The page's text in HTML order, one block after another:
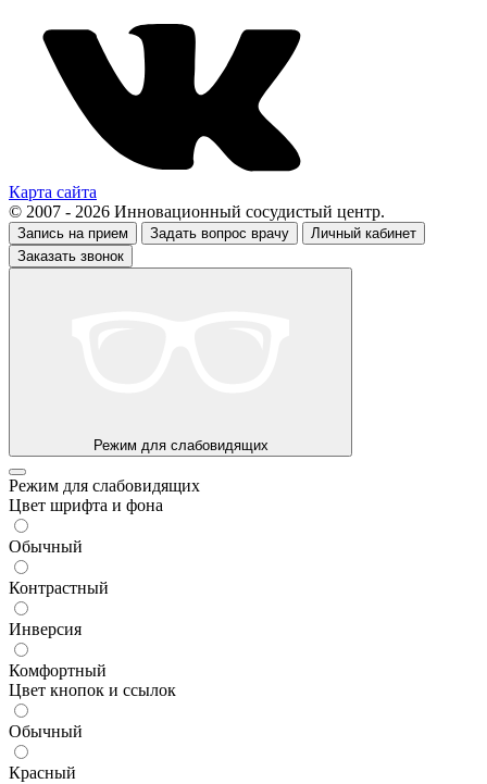
Карта сайта
© 2007 - 2026 Инновационный сосудистый центр.
Запись на прием Задать вопрос врачу
Личный кабинет
Заказать звонок
Режим для слабовидящих
Режим для слабовидящих
Цвет шрифта и фона
Обычный
Контрастный
Инверсия
Комфортный
Цвет кнопок и ссылок
Обычный
Красный